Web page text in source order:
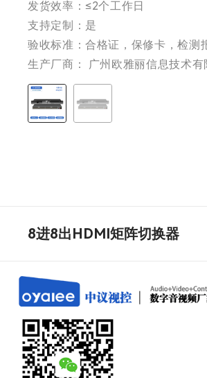
发货效率：≤2个工作日
支持定制：是
验收标准：合格证，保修卡，检测
生产厂商： 广州欧雅丽信息技术有
8进8出HDMI矩阵切换器